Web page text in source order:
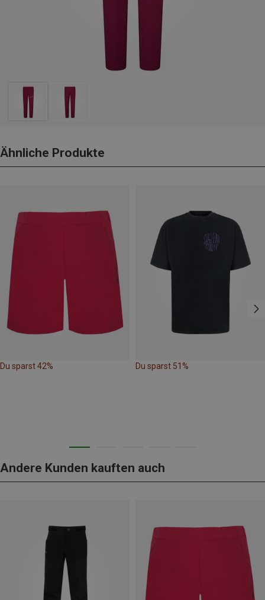
Ähnliche Produkte
Du sparst 42% Du sparst 51%
Andere Kunden kauften auch